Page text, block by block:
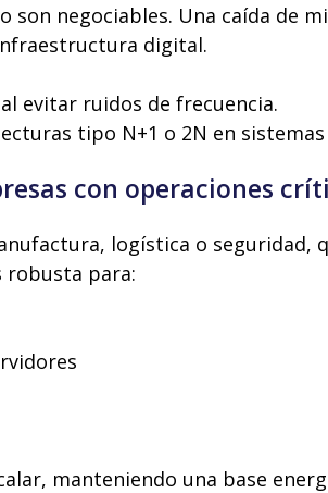
negociables. Una caída de
digital.
evitar ruidos de frecuencia.
tipo N+1 o 2N en sistemas
con operaciones
logística o seguridad,
robusta para:
manteniendo una base